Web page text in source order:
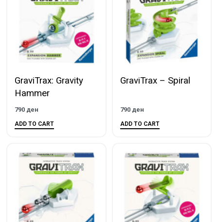
GraviTrax: Gravity
Hammer
790 ден
ADD TO CART
GraviTrax – Spiral
790 ден
ADD TO CART